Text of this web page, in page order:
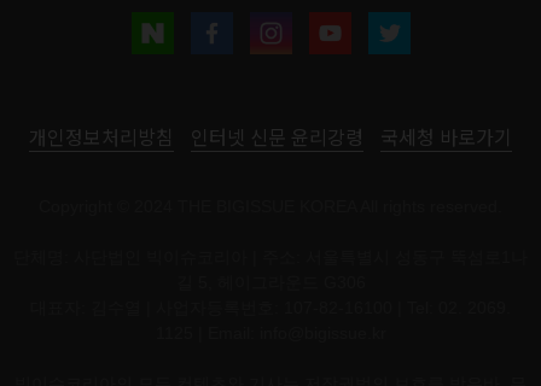
개인정보처리방침 인터넷 신문 윤리강령 국세청 바로가기